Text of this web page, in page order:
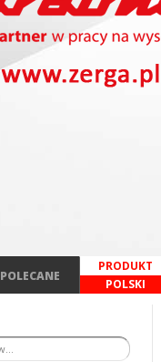
POLECANE
PRODUKT
POLSKI